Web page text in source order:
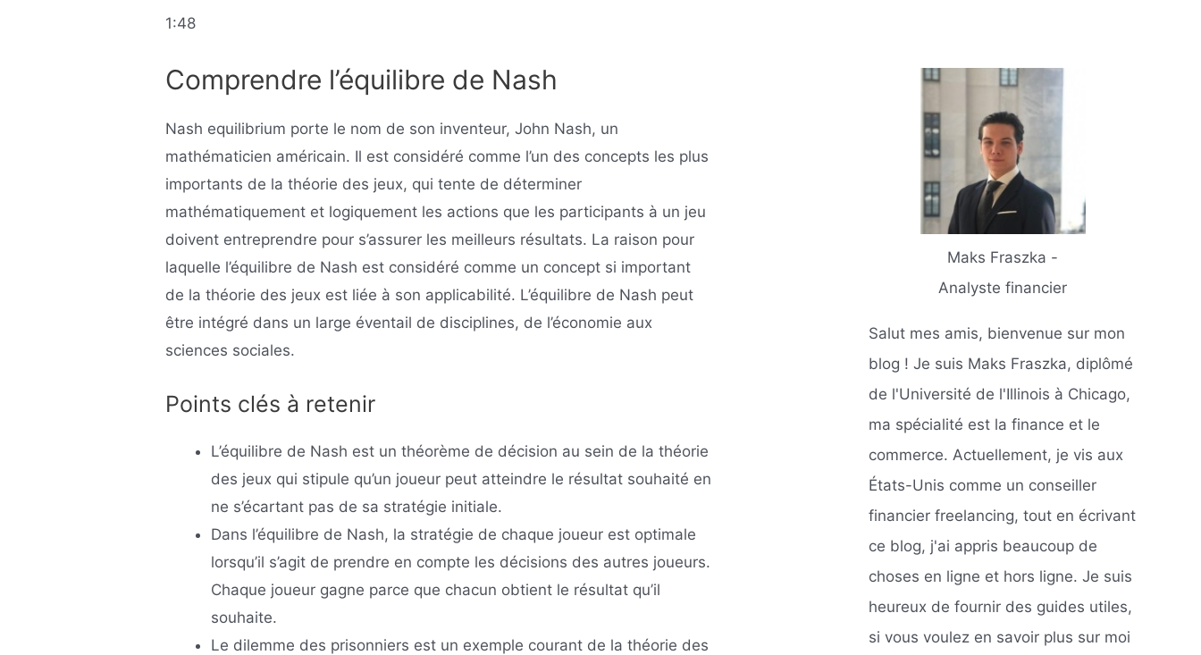
1:48
Comprendre l’équilibre de Nash
Nash equilibrium porte le nom de son inventeur, John Nash, un
mathématicien américain. Il est considéré comme l’un des concepts les plus
importants de la théorie des jeux, qui tente de déterminer
mathématiquement et logiquement les actions que les participants à un jeu
doivent entreprendre pour s’assurer les meilleurs résultats. La raison pour
laquelle l’équilibre de Nash est considéré comme un concept si important
de la théorie des jeux est liée à son applicabilité. L’équilibre de Nash peut
être intégré dans un large éventail de disciplines, de l’économie aux
sciences sociales.
Points clés à retenir
L’équilibre de Nash est un théorème de décision au sein de la théorie
des jeux qui stipule qu’un joueur peut atteindre le résultat souhaité en
ne s’écartant pas de sa stratégie initiale.
Dans l’équilibre de Nash, la stratégie de chaque joueur est optimale
lorsqu’il s’agit de prendre en compte les décisions des autres joueurs.
Chaque joueur gagne parce que chacun obtient le résultat qu’il
souhaite.
Le dilemme des prisonniers est un exemple courant de la théorie des
Maks Fraszka -
Analyste financier
Salut mes amis, bienvenue sur mon
blog ! Je suis Maks Fraszka, diplômé
de l'Université de l'Illinois à Chicago,
ma spécialité est la finance et le
commerce. Actuellement, je vis aux
États-Unis comme un conseiller
financier freelancing, tout en écrivant
ce blog, j'ai appris beaucoup de
choses en ligne et hors ligne. Je suis
heureux de fournir des guides utiles,
si vous voulez en savoir plus sur moi